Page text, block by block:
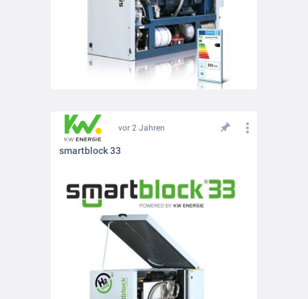
vor 2 Jahren
smartblock 33